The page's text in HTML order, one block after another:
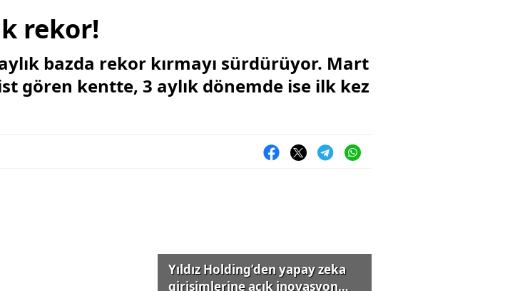
rekor!
bazda rekor kırmayı sürdürüyor. Mart
gören kentte, 3 aylık dönemde ise ilk kez
Yıldız Holding’den yapay zeka
girişimlerine açık inovasyon